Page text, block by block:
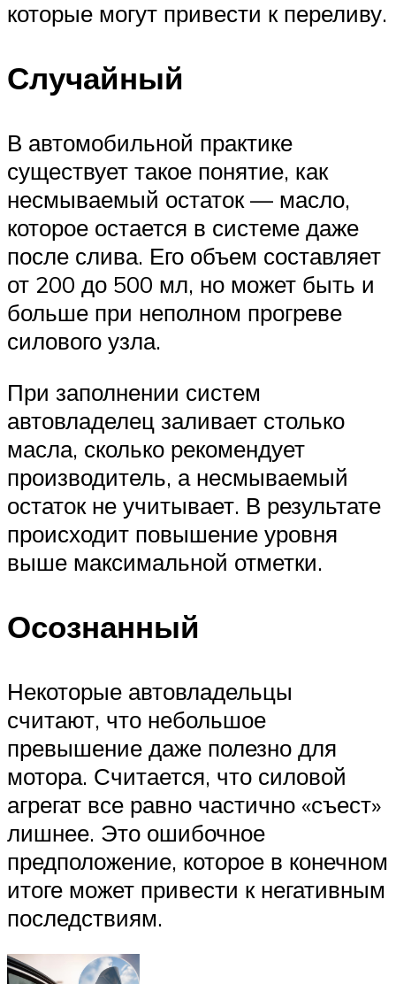
которые могут привести к переливу.
Случайный
В автомобильной практике
существует такое понятие, как
несмываемый остаток — масло,
которое остается в системе даже
после слива. Его объем составляет
от 200 до 500 мл, но может быть и
больше при неполном прогреве
силового узла.
При заполнении систем
автовладелец заливает столько
масла, сколько рекомендует
производитель, а несмываемый
остаток не учитывает. В результате
происходит повышение уровня
выше максимальной отметки.
Осознанный
Некоторые автовладельцы
считают, что небольшое
превышение даже полезно для
мотора. Считается, что силовой
агрегат все равно частично «съест»
лишнее. Это ошибочное
предположение, которое в конечном
итоге может привести к негативным
последствиям.